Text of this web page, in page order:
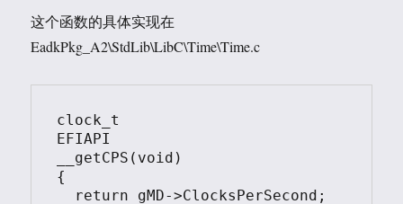
这个函数的具体实现在
EadkPkg_A2\StdLib\LibC\Time\Time.c
clock_t
EFIAPI
__getCPS(void)
{